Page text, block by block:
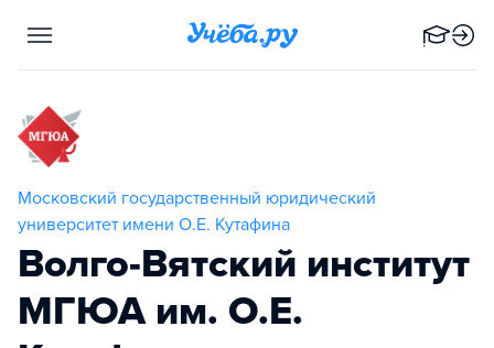
Московский государственный юридический
университет имени О.Е. Кутафина
Волго-Вятский институт
МГЮА им. О.Е.